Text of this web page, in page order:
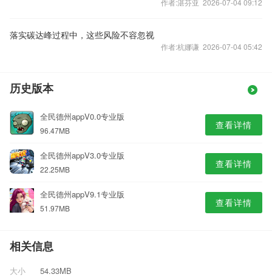
作者:湛芬亚 2026-07-04 09:12
落实碳达峰过程中，这些风险不容忽视
作者:杭娜谦 2026-07-04 05:42
历史版本
全民德州appV0.0专业版
96.47MB 查看详情
全民德州appV3.0专业版
22.25MB 查看详情
全民德州appV9.1专业版
51.97MB 查看详情
相关信息
大小
54.33MB